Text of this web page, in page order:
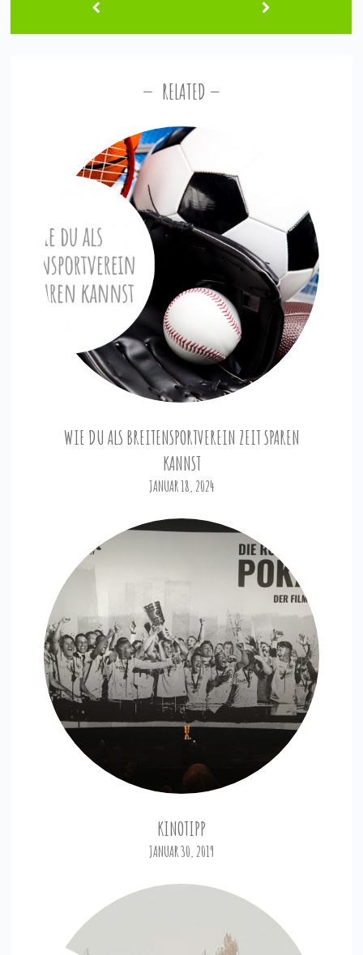
RELATED
WIE DU ALS BREITENSPORTVEREIN ZEIT SPAREN
KANNST
JANUAR 18, 2024
KINOTIPP
JANUAR 30, 2019